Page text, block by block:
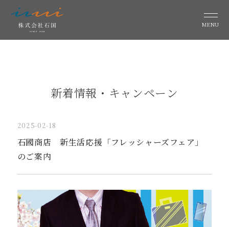
MENU
新着情報・キャンペーン
2025-02-18
石國商店 新生活応援「フレッシャーズフェア」
のご案内